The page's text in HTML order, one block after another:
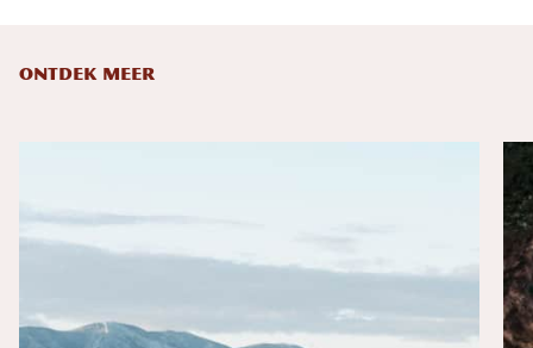
ONTDEK MEER